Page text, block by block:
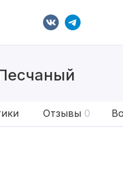
Отзывы 0